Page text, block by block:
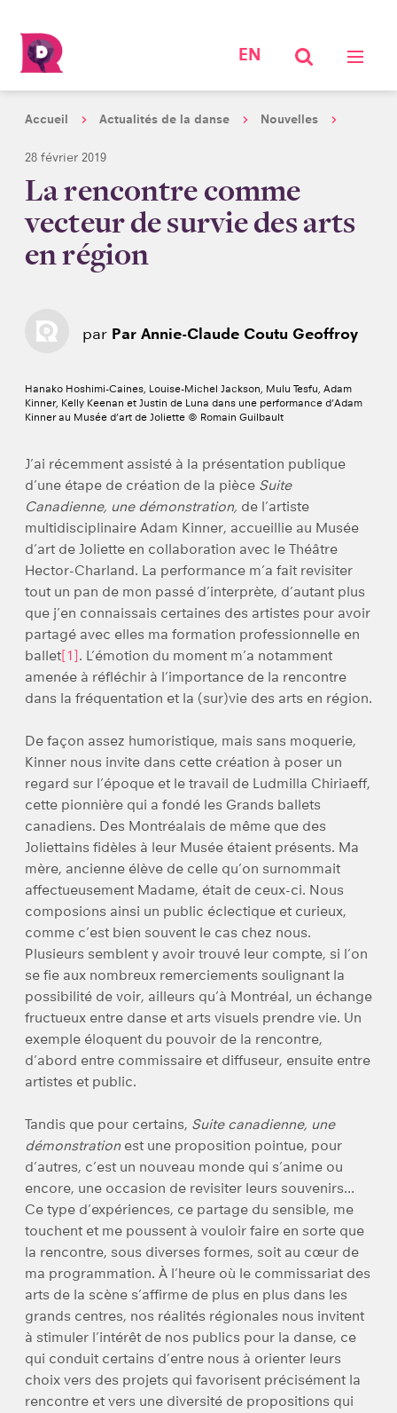
EN
Accueil Actualités de la danse Nouvelles
28 février 2019
La rencontre comme
vecteur de survie des arts
en région
par Par Annie-Claude Coutu Geoffroy
Hanako Hoshimi-Caines, Louise-Michel Jackson, Mulu Tesfu, Adam
Kinner, Kelly Keenan et Justin de Luna dans une performance d’Adam
Kinner au Musée d’art de Joliette © Romain Guilbault
J’ai récemment assisté à la présentation publique
d’une étape de création de la pièce Suite
Canadienne, une démonstration, de l’artiste
multidisciplinaire Adam Kinner, accueillie au Musée
d’art de Joliette en collaboration avec le Théâtre
Hector-Charland. La performance m’a fait revisiter
tout un pan de mon passé d’interprète, d’autant plus
que j’en connaissais certaines des artistes pour avoir
partagé avec elles ma formation professionnelle en
ballet[1]. L’émotion du moment m’a notamment
amenée à réfléchir à l’importance de la rencontre
dans la fréquentation et la (sur)vie des arts en région.
De façon assez humoristique, mais sans moquerie,
Kinner nous invite dans cette création à poser un
regard sur l’époque et le travail de Ludmilla Chiriaeff,
cette pionnière qui a fondé les Grands ballets
canadiens. Des Montréalais de même que des
Joliettains fidèles à leur Musée étaient présents. Ma
mère, ancienne élève de celle qu’on surnommait
affectueusement Madame, était de ceux-ci. Nous
composions ainsi un public éclectique et curieux,
comme c’est bien souvent le cas chez nous.
Plusieurs semblent y avoir trouvé leur compte, si l’on
se fie aux nombreux remerciements soulignant la
possibilité de voir, ailleurs qu’à Montréal, un échange
fructueux entre danse et arts visuels prendre vie. Un
exemple éloquent du pouvoir de la rencontre,
d’abord entre commissaire et diffuseur, ensuite entre
artistes et public.
Tandis que pour certains, Suite canadienne, une
démonstrationest une proposition pointue, pour
d’autres, c’est un nouveau monde qui s’anime ou
encore, une occasion de revisiter leurs souvenirs…
Ce type d’expériences, ce partage du sensible, me
touchent et me poussent à vouloir faire en sorte que
la rencontre, sous diverses formes, soit au cœur de
ma programmation. À l’heure où le commissariat des
arts de la scène s’affirme de plus en plus dans les
grands centres, nos réalités régionales nous invitent
à stimuler l’intérêt de nos publics pour la danse, ce
qui conduit certains d’entre nous à orienter leurs
choix vers des projets qui favorisent précisément la
rencontre et vers une diversité de propositions qui